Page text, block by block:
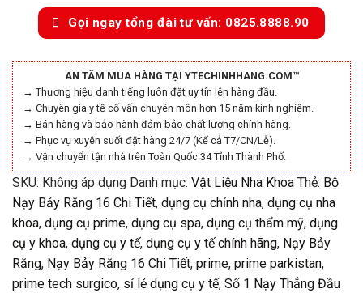
lượng
Gọi ngay tổng đài tư vấn: 0825.8888.90
AN TÂM MUA HÀNG TẠI YTECHINHHANG.COM™
→ Thương hiệu danh tiếng luôn đặt uy tín lên hàng đầu.
→ Chuyên gia y tế cố vấn chuyên môn hơn 15 năm kinh nghiệm.
→ Bán hàng và bảo hành đảm bảo chất lượng chính hãng.
→ Phục vụ xuyên suốt đặt hàng 24/7 (Kể cả T7/CN/Lễ).
→ Vận chuyển tận nhà trên Toàn Quốc 34 Tỉnh Thành Phố.
SKU: Không áp dụng Danh mục: Vật Liệu Nha Khoa Thẻ: Bộ
Nạy Bảy Răng 16 Chi Tiết, dụng cụ chỉnh nha, dụng cụ nha
khoa, dụng cụ prime, dụng cụ spa, dụng cụ thẩm mỹ, dụng
cụ y khoa, dụng cụ y tế, dụng cụ y tế chính hãng, Nạy Bảy
Răng, Nạy Bảy Răng 16 Chi Tiết, prime, prime parkistan,
prime tech surgico, sỉ lẻ dụng cụ y tế, Số 1 Nạy Thẳng Đầu